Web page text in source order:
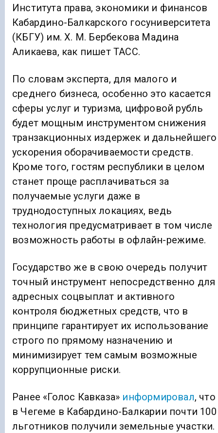
Института права, экономики и финансов
Кабардино-Балкарского госуниверситета
(КБГУ) им. Х. М. Бербекова Мадина
Аликаева, как пишет ТАСС.
По словам эксперта, для малого и
среднего бизнеса, особенно это касается
сферы услуг и туризма, цифровой рубль
будет мощным инструментом снижения
транзакционных издержек и дальнейшего
ускорения оборачиваемости средств.
Кроме того, гостям республики в целом
станет проще расплачиваться за
получаемые услуги даже в
труднодоступных локациях, ведь
технология предусматривает в том числе
возможность работы в офлайн-режиме.
Государство же в свою очередь получит
точный инструмент непосредственно для
адресных соцвыплат и активного
контроля бюджетных средств, что в
принципе гарантирует их использование
строго по прямому назначению и
минимизирует тем самым возможные
коррупционные риски.
Ранее «Голос Кавказа» информировал, что
в Чегеме в Кабардино-Балкарии почти 100
льготников получили земельные участки.